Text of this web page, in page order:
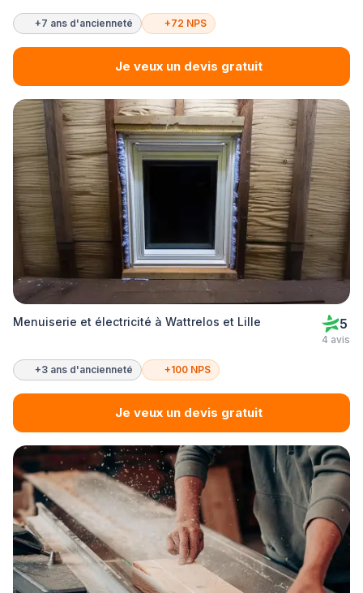
+7 ans d'ancienneté +72 NPS
Je veux un devis gratuit
Menuiserie et électricité à Wattrelos et Lille 5
4 avis
+3 ans d'ancienneté +100 NPS
Je veux un devis gratuit